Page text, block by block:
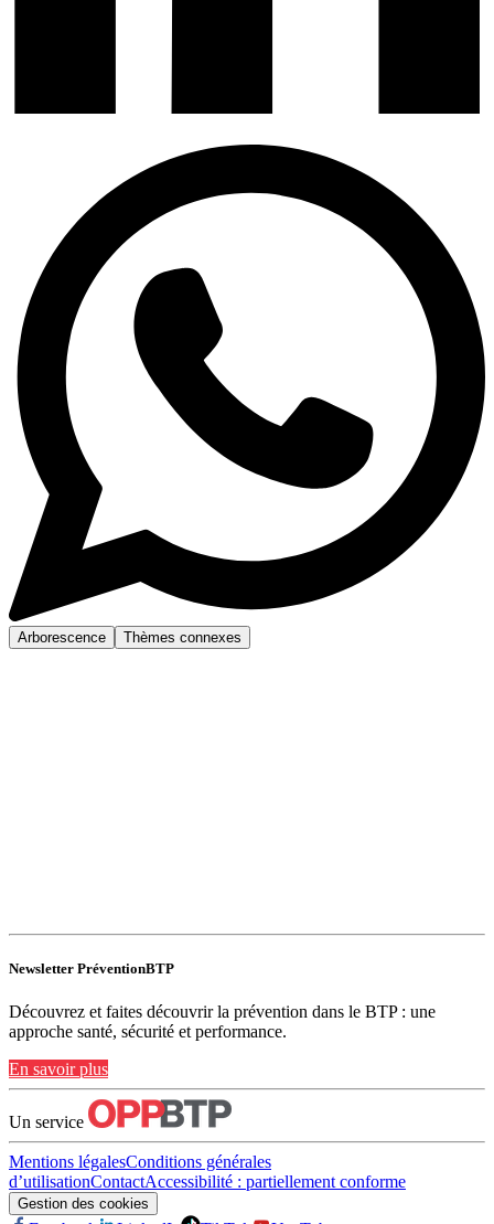
Arborescence Thèmes connexes
Newsletter PréventionBTP
Découvrez et faites découvrir la prévention dans le BTP : une
approche santé, sécurité et performance.
En savoir plus
Un service
Mentions légalesConditions générales
d’utilisationContactAccessibilité : partiellement conforme
Gestion des cookies